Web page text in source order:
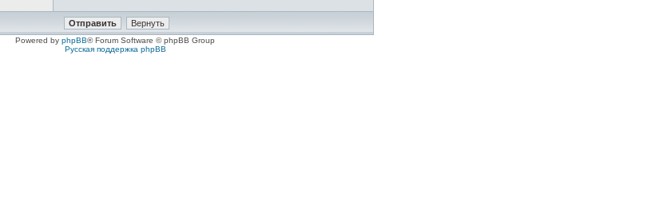
Powered by phpBB® Forum Software © phpBB Group
Русская поддержка phpBB